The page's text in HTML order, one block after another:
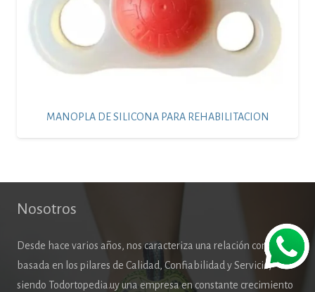
MANOPLA DE SILICONA PARA REHABILITACION
Nosotros
Desde hace varios años, nos caracteriza una relación comercial
basada en los pilares de Calidad, Confiabilidad y Servicio,
siendo Todortopedia.uy una empresa en constante crecimiento